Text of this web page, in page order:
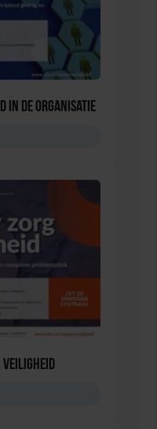
in de Organisatie
veiligheid